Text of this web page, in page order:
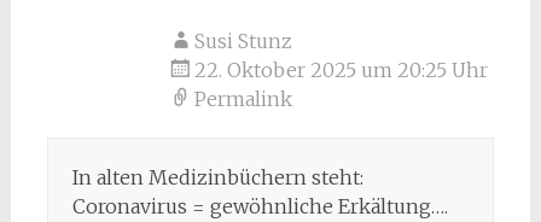
Susi Stunz
22. Oktober 2025 um 20:25 Uhr
Permalink
In alten Medizinbüchern steht:
Coronavirus = gewöhnliche Erkältung….